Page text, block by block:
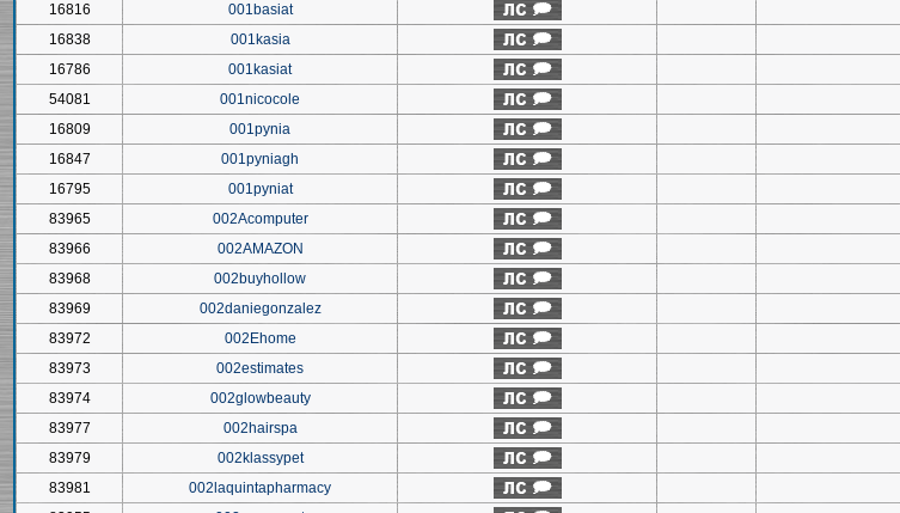
16816
001basiat
16838
001kasia
16786
001kasiat
54081
001nicocole
16809
001pynia
16847
001pyniagh
16795
001pyniat
83965
002Acomputer
83966
002AMAZON
83968
002buyhollow
83969
002daniegonzalez
83972
002Ehome
83973
002estimates
83974
002glowbeauty
83977
002hairspa
83979
002klassypet
83981
002laquintapharmacy